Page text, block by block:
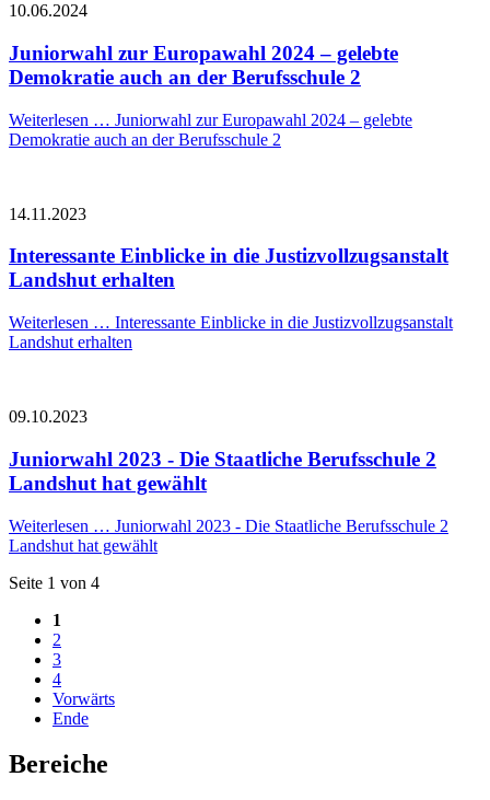
10.06.2024
Juniorwahl zur Europawahl 2024 – gelebte
Demokratie auch an der Berufsschule 2
Weiterlesen … Juniorwahl zur Europawahl 2024 – gelebte
Demokratie auch an der Berufsschule 2
14.11.2023
Interessante Einblicke in die Justizvollzugsanstalt
Landshut erhalten
Weiterlesen … Interessante Einblicke in die Justizvollzugsanstalt
Landshut erhalten
09.10.2023
Juniorwahl 2023 - Die Staatliche Berufsschule 2
Landshut hat gewählt
Weiterlesen … Juniorwahl 2023 - Die Staatliche Berufsschule 2
Landshut hat gewählt
Seite 1 von 4
1
2
3
4
Vorwärts
Ende
Bereiche